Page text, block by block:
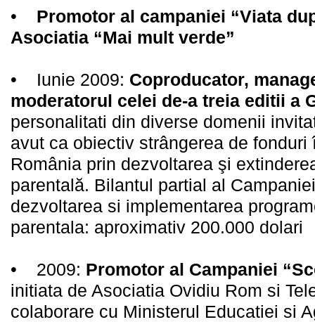
• Promotor al campaniei “Viata
Asociatia “Mai mult verde”
• Iunie 2009: Coproducator,
moderatorul celei de-a treia editii a
personalitati din diverse domenii
avut ca obiectiv strângerea de
România prin dezvoltarea şi
parentală. Bilantul partial al
dezvoltarea si implementarea
parentala: aproximativ 200.000 dolari
• 2009: Promotor al Campaniei
initiata de Asociatia Ovidiu Rom si
colaborare cu Ministerul Educatiei si